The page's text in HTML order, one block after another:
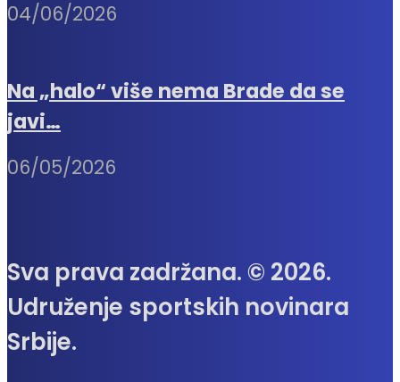
04/06/2026
Na „halo“ više nema Brade da se
javi…
06/05/2026
Sva prava zadržana. © 2026.
Udruženje sportskih novinara
Srbije.